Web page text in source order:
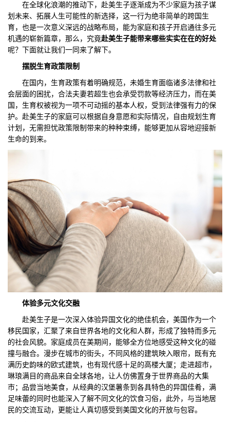
们
城
合
在全球化浪潮的推动下，赴美生子逐渐成为不少家庭为孩子谋
划未来、拓展人生可能性的新选择，这一行为绝非简单的跨国生
育，也是一次意义深远的战略布局，能为家庭和孩子开启通往多元
机遇的崭新篇章，那么，究竟赴美生子能带来哪些实实在在的好处
呢？下面就让我们一同来了解下。
摆脱生育政策限制
在国内，生育政策有着明确规范，未婚生育面临诸多法律和社
会层面的困扰，合法夫妻若超生也会承受罚款等经济压力，而在美
国，生育权被视为一项不可动摇的基本人权，受到法律强有力的保
护。赴美生子的家庭可以根据自身意愿和实际情况，自由规划生育
计划，无需担忧政策限制带来的种种束缚，能够更加从容地迎接新
生命的到来。
体验多元文化交融
赴美生子是一次深入体验异国文化的绝佳机会，美国作为一个
移民国家，汇聚了来自世界各地的文化和人群，形成了独特而多元
的社会风貌。家庭成员在美期间，能够全方位地感受这种文化的碰
撞与融合。漫步在城市的街头，不同风格的建筑映入眼帘，既有充
满历史韵味的欧式建筑，也有现代感十足的高楼大厦；走进超市，
琳琅满目的商品来自全球各地，让人仿佛置身于世界商品的大集
市；品尝当地美食，从经典的汉堡薯条到各具特色的异国佳肴，满
足味蕾的同时也能深入了解不同文化的饮食习俗，此外，与当地居
民的交流互动，更能让人真切感受到美国文化的开放与包容。